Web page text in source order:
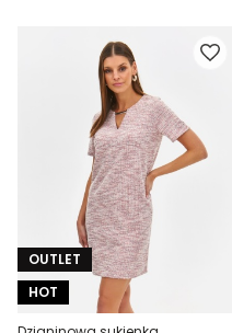
OUTLET
HOT